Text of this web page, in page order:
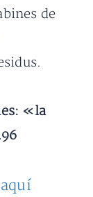
de
«la
aquí